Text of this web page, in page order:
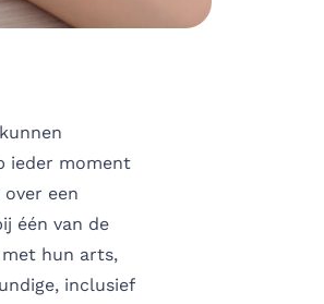
ieder moment
een
één van de
hun arts,
inclusief